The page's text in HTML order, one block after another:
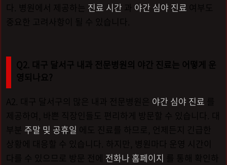
다. 병원에서 제공하는 진료 시간 과 야간 심야 진료 여부도
중요한 고려사항이 될 수 있습니다.
Q2. 대구 달서구 내과 전문병원의 야간 진료는 어떻게 운
영되나요?
A2. 대구 달서구의 많은 내과 전문병원은 야간 심야 진료 를
제공하여, 바쁜 직장인들도 편리하게 방문할 수 있습니다. 대
부분 주말 및 공휴일 에도 진료를 하므로, 언제든지 긴급한
상황에 대응할 수 있습니다. 하지만, 병원마다 운영 시간이
다를 수 있으므로 방문 전에 전화나 홈페이지 를 통해 확인하